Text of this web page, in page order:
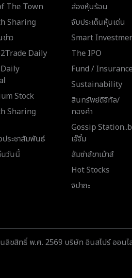
The Town
Sharing
าว
Daily
Stock
Sharing
ประชาสัมพันธ์
นวันนี้
ส่องหุ้นร้อน
จับประเด็นหุ้นเด่น
Smart
The IPO
Fund / Insurance
Sustainability
สินทรัพย์ดิจิทัล/
ทองคำ
Gossip
เจ๊จิ๋ม
ส้มซ่าส์ขาเม้าส์
Hot Stocks
จิปาถะ
ลิขสิทธิ์ พ.ศ. 2569 บริษัท อินสไปร์ ออนไล